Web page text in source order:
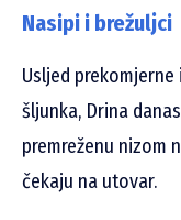
Nasipi i brežuljci
Usljed
šljunka, Drina
premreženu nizom
čekaju na utovar.